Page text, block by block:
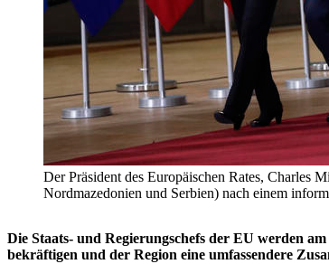
Der Präsident des Europäischen Rates, Charles
Nordmazedonien und Serbien) nach einem
Die Staats- und Regierungschefs der EU werden
bekräftigen und der Region eine umfassendere